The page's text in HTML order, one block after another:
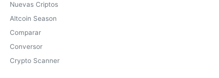
Nuevas Criptos
Altcoin Season
Comparar
Conversor
Crypto Scanner